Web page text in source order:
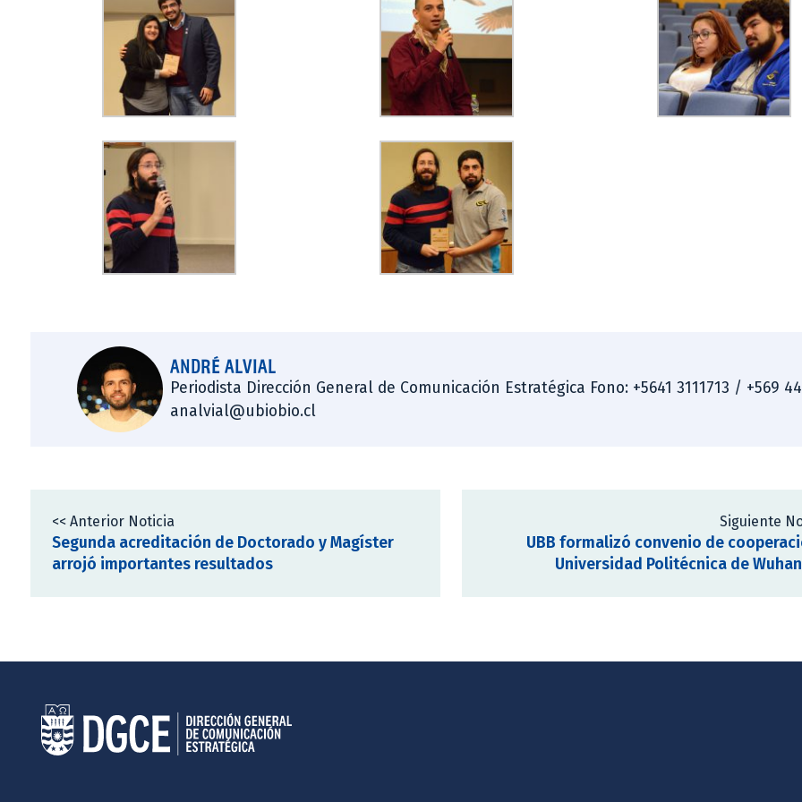
ANDRÉ ALVIAL
Periodista Dirección General de Comunicación Estratégica Fono: +5641 3111713 / +569
analvial@ubiobio.cl
<< Anterior Noticia
Segunda acreditación de Doctorado y Magíster
arrojó importantes resultados
Siguiente
UBB formalizó convenio de
Universidad Politécnica de